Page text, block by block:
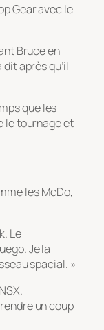
Gear avec le
Bruce en
dit après qu’il
que les
le tournage et
les McDo,
Le
Je la
spacial. »
un coup